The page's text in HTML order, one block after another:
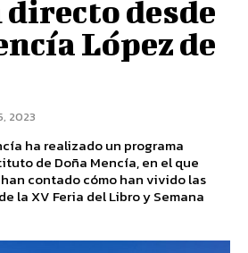
directo desde
López de
2023
ha realizado un programa
de Doña Mencía, en el que
contado cómo han vivido las
la XV Feria del Libro y Semana